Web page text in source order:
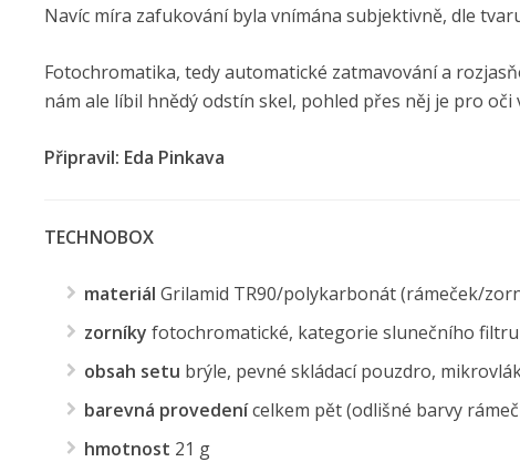
Navíc míra zafukování byla vnímána subjektivně, dle
Fotochromatika, tedy automatické zatmavování a
nám ale líbil hnědý odstín skel, pohled přes něj je pro
Připravil: Eda Pinkava
TECHNOBOX
materiál Grilamid TR90/polykarbonát (rámeček/
zorníky fotochromatické, kategorie slunečního filtru
obsah setu brýle, pevné skládací pouzdro,
barevná provedenícelkem pět (odlišné barvy
hmotnost 21 g